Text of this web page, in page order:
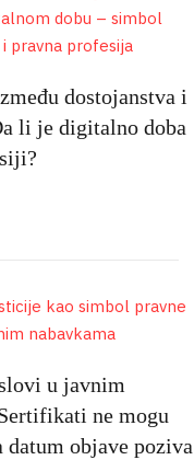
dostojanstva i
li je digitalno doba
u javnim
ne mogu
datum objave poziva